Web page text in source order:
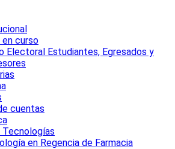
curso
Electoral Estudiantes, Egresados y
cuentas
en Regencia de Farmacia